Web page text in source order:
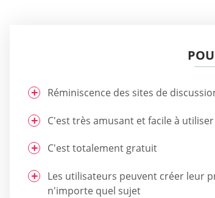
Réminiscence des sites de
C'est très amusant et facile à utiliser
C'est totalement gratuit
Les utilisateurs peuvent créer leur
n'importe quel sujet